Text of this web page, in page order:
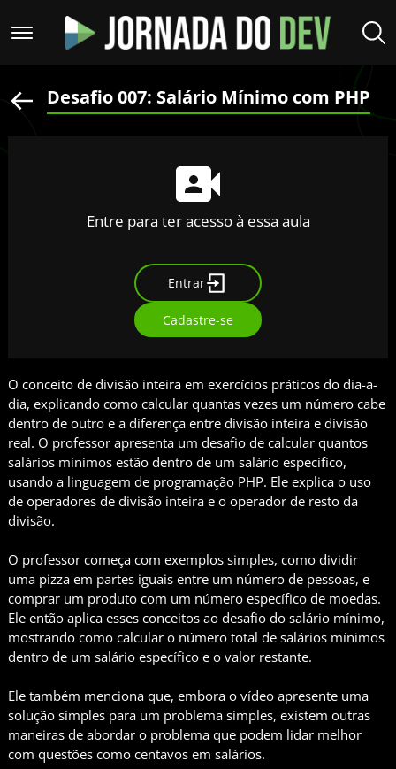
Desafio 007: Salário Mínimo com PHP
Entre para ter acesso à essa aula
Entrar
Cadastre-se
O conceito de divisão inteira em exercícios práticos do dia-a-
dia, explicando como calcular quantas vezes um número cabe
dentro de outro e a diferença entre divisão inteira e divisão
real. O professor apresenta um desafio de calcular quantos
salários mínimos estão dentro de um salário específico,
usando a linguagem de programação PHP. Ele explica o uso
de operadores de divisão inteira e o operador de resto da
divisão.
O professor começa com exemplos simples, como dividir
uma pizza em partes iguais entre um número de pessoas, e
comprar um produto com um número específico de moedas.
Ele então aplica esses conceitos ao desafio do salário mínimo,
mostrando como calcular o número total de salários mínimos
dentro de um salário específico e o valor restante.
Ele também menciona que, embora o vídeo apresente uma
solução simples para um problema simples, existem outras
maneiras de abordar o problema que podem lidar melhor
com questões como centavos em salários.